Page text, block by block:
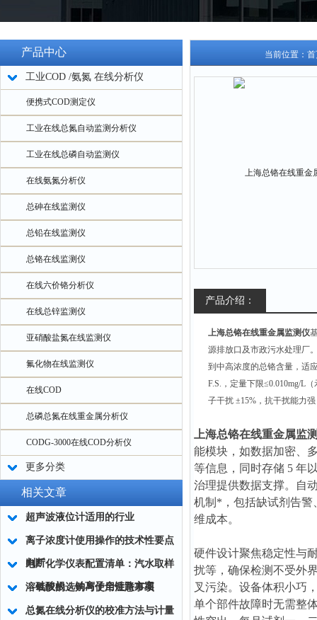
产品中心
工业COD /氨氮 在线分析仪
便携式COD测定仪
工业在线总氮自动监测分析仪
工业在线总磷自动监测仪
在线氨氮分析仪
总砷在线监测仪
总铅在线监测仪
总铬在线监测仪
在线六价铬分析仪
在线总锌监测仪
亚硝酸盐氮在线监测仪
氟化物在线监测仪
在线COD
总磷总氮在线重金属分析仪
CODG-3000在线COD分析仪
更多分类
相关文章
超声波液位计适用的行业
离子浓度计使用操作的技术性要点
判断
电厂化学仪表配置清单：汽水取样
→硅酸根→钠离子全链路方案
溶氧仪的选购与使用注意事项
总氮在线分析仪的校准方法与计量
当前位置：
产品介绍：
上海总铬在线重金属监测仪
源排放口及市政污水处理厂
到中高浓度的总铬含量，适
F.S.，定量下限≤0.010mg/L
子干扰 ±15%，抗干扰能力
上海总铬在线重金属监
能模块，如数据加密、
等信息，同时存储 5 年
治理提供数据支撑。自
机制*，包括缺试剂告警
维成本。
硬件设计聚焦稳定性与
扰等，确保检测不受外
叉污染。设备体积小巧
单个部件故障时无需整